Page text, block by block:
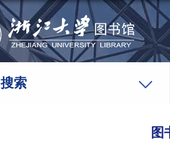
搜索
图